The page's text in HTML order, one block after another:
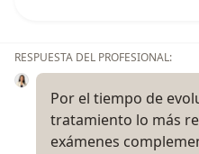
RESPUESTA DEL PROFESIONAL:
Por el tiempo de
tratamiento lo más
exámenes